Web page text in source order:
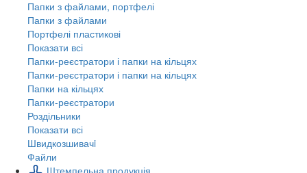
Папки з файлами, портфелі
Папки з файлами
Портфелі пластикові
Показати всі
Папки-реєстратори і папки на кільцях
Папки-реєстратори і папки на кільцях
Папки на кільцях
Папки-реєстратори
Роздільники
Показати всі
Швидкозшивачi
Файли
Штемпельна продукція